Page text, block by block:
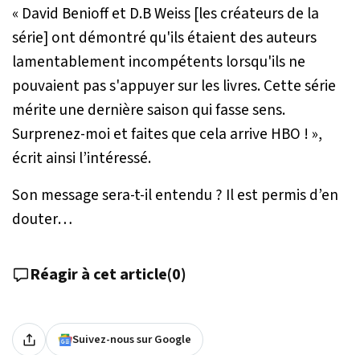
« David Benioff et D.B Weiss [les créateurs de la
série] ont démontré qu'ils étaient des auteurs
lamentablement incompétents lorsqu'ils ne
pouvaient pas s'appuyer sur les livres. Cette série
mérite une dernière saison qui fasse sens.
Surprenez-moi et faites que cela arrive HBO ! »,
écrit ainsi l’intéressé.
Son message sera-t-il entendu ? Il est permis d’en
douter…
Réagir à cet article(0)
Suivez-nous sur Google